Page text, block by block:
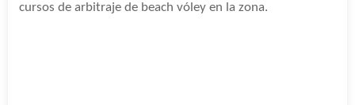
cursos de arbitraje de beach vóley en la zona.